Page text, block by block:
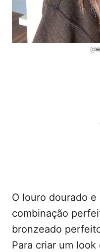
@
O louro dourado
combinação
bronzeado
Para criar um